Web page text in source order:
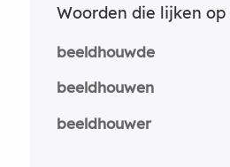
Woorden die lijken op
beeldhouwde
beeldhouwen
beeldhouwer